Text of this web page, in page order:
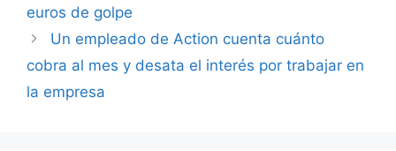
euros de golpe
Un empleado de Action cuenta cuánto
cobra al mes y desata el interés por trabajar en
la empresa